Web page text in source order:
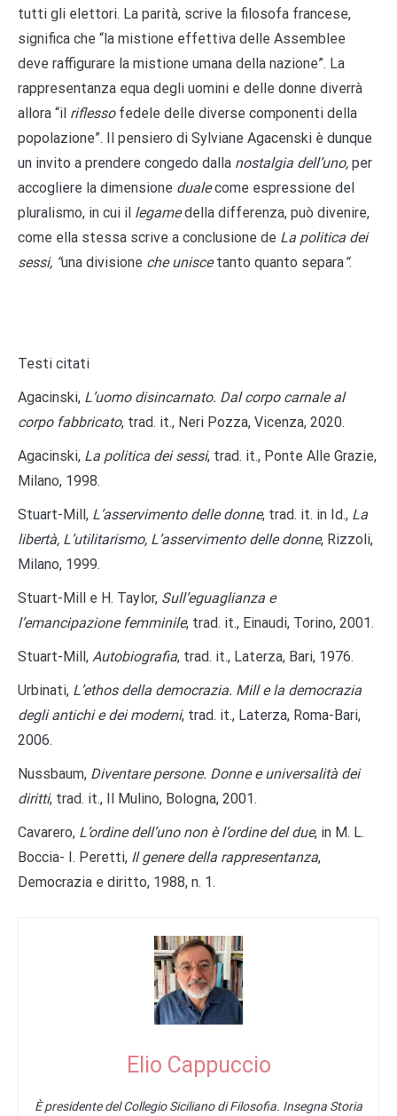
tutti gli elettori. La parità, scrive la filosofa francese,
significa che “la mistione effettiva delle Assemblee
deve raffigurare la mistione umana della nazione”. La
rappresentanza equa degli uomini e delle donne diverrà
allora “il riflessofedele delle diverse componenti della
popolazione”. Il pensiero di Sylviane Agacenski è dunque
un invito a prendere congedo dalla nostalgia dell’uno, per
accogliere la dimensione dualecome espressione del
pluralismo, in cui il legamedella differenza, può divenire,
come ella stessa scrive a conclusione de La politica dei
sessi, “una divisione che uniscetanto quanto separa“.
Testi citati
Agacinski, L’uomo disincarnato. Dal corpo carnale al
corpo fabbricato, trad. it., Neri Pozza, Vicenza, 2020.
Agacinski, La politica dei sessi, trad. it., Ponte Alle Grazie,
Milano, 1998.
Stuart-Mill, L’asservimento delle donne, trad. it. in Id., La
libertà, L’utilitarismo, L’asservimento delle donne, Rizzoli,
Milano, 1999.
Stuart-Mill e H. Taylor, Sull’eguaglianza e
l’emancipazione femminile, trad. it., Einaudi, Torino, 2001.
Stuart-Mill, Autobiografia, trad. it., Laterza, Bari, 1976.
Urbinati, L’ethos della democrazia. Mill e la democrazia
degli antichi e dei moderni, trad. it., Laterza, Roma-Bari,
2006.
Nussbaum, Diventare persone. Donne e universalità dei
diritti, trad. it., Il Mulino, Bologna, 2001.
Cavarero, L’ordine dell’uno non è l’ordine del due, in M. L.
Boccia- I. Peretti, Il genere della rappresentanza,
Democrazia e diritto, 1988, n. 1.
Elio Cappuccio
È presidente del Collegio Siciliano di Filosofia. Insegna Storia